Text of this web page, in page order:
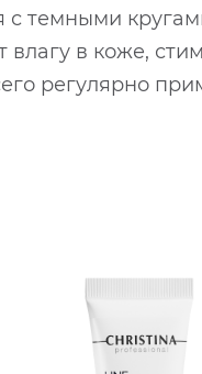
темными
в коже,
регулярно